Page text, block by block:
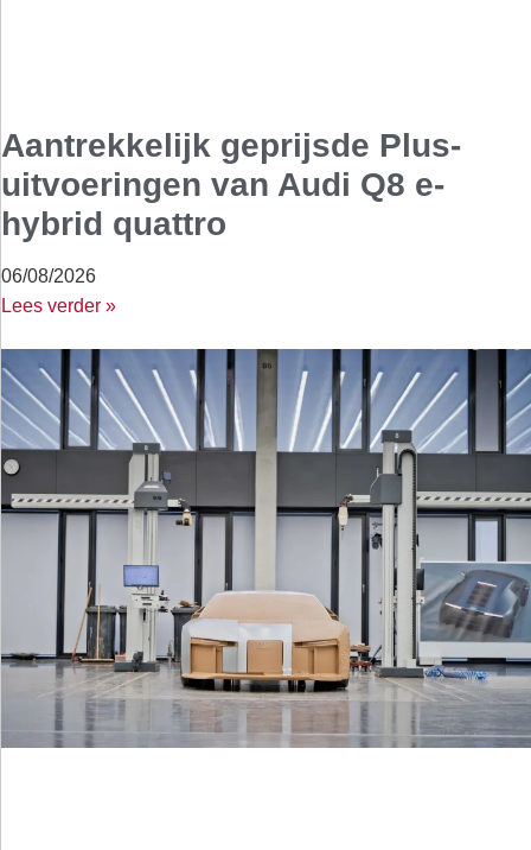
Aantrekkelijk geprijsde Plus-
uitvoeringen van Audi Q8 e-
hybrid quattro
06/08/2026
Lees verder »